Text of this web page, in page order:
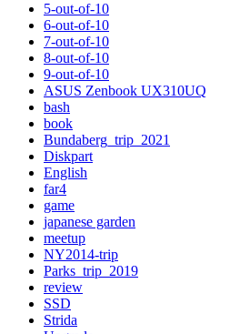
5-out-of-10
6-out-of-10
7-out-of-10
8-out-of-10
9-out-of-10
ASUS Zenbook UX310UQ
bash
book
Bundaberg_trip_2021
Diskpart
English
far4
game
japanese garden
meetup
NY2014-trip
Parks_trip_2019
review
SSD
Strida